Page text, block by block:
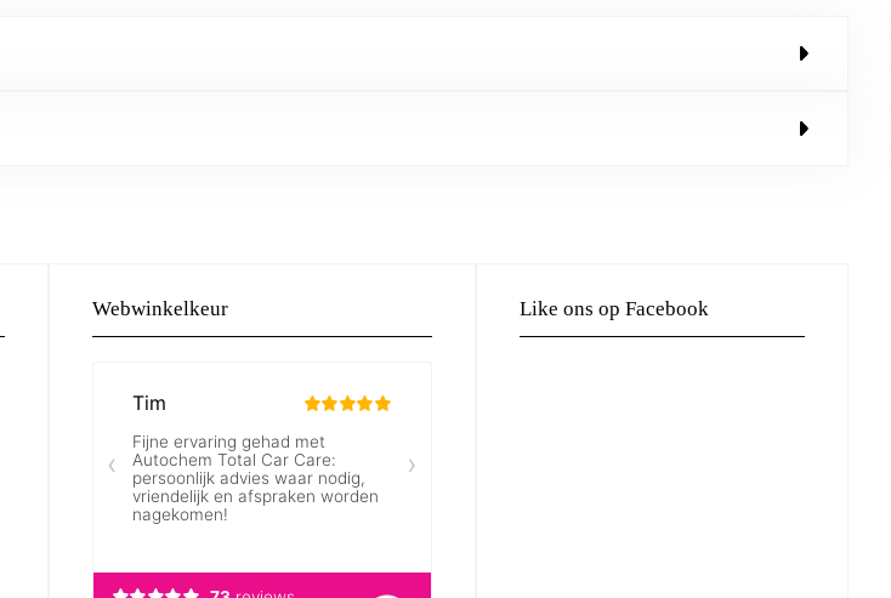
Webwinkelkeur Like ons op Facebook